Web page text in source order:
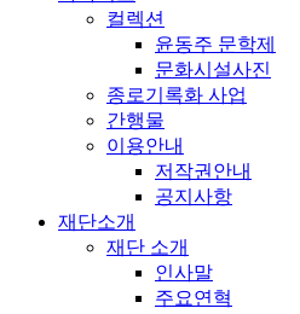
컬렉션
윤동주 문학제
문화시설사진
종로기록화 사업
간행물
이용안내
저작권안내
공지사항
재단소개
재단 소개
인사말
주요연혁